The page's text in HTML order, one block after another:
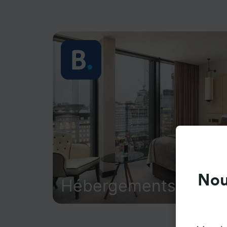
Hébergements